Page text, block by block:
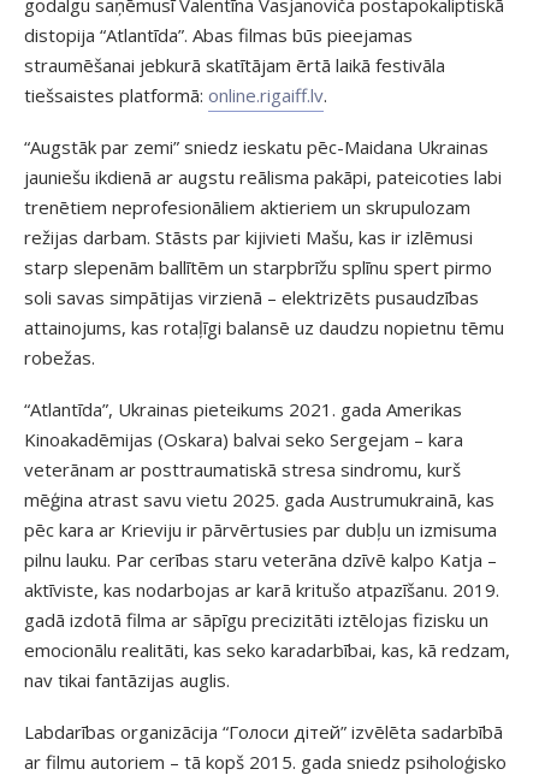
distopija “Atlantīda”. Abas filmas būs pieejamas
straumēšanai jebkurā skatītājam ērtā laikā festivāla
tiešsaistes platformā: online.rigaiff.lv.
“Augstāk par zemi” sniedz ieskatu pēc-Maidana Ukrainas
jauniešu ikdienā ar augstu reālisma pakāpi, pateicoties labi
trenētiem neprofesionāliem aktieriem un skrupulozam
režijas darbam. Stāsts par kijivieti Mašu, kas ir izlēmusi
starp slepenām ballītēm un starpbrīžu splīnu spert pirmo
soli savas simpātijas virzienā – elektrizēts pusaudzības
attainojums, kas rotaļīgi balansē uz daudzu nopietnu tēmu
robežas.
“Atlantīda”, Ukrainas pieteikums 2021. gada Amerikas
Kinoakadēmijas (Oskara) balvai seko Sergejam – kara
veterānam ar posttraumatiskā stresa sindromu, kurš
mēģina atrast savu vietu 2025. gada Austrumukrainā, kas
pēc kara ar Krieviju ir pārvērtusies par dubļu un izmisuma
pilnu lauku. Par cerības staru veterāna dzīvē kalpo Katja –
aktīviste, kas nodarbojas ar karā kritušo atpazīšanu. 2019.
gadā izdotā filma ar sāpīgu precizitāti iztēlojas fizisku un
emocionālu realitāti, kas seko karadarbībai, kas, kā redzam,
nav tikai fantāzijas auglis.
Labdarības organizācija “Голоси дітей” izvēlēta sadarbībā
ar filmu autoriem – tā kopš 2015. gada sniedz psiholoģisko